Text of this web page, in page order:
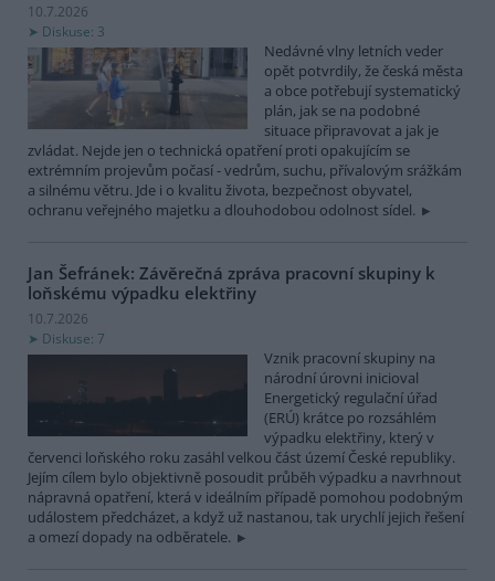
10.7.2026
Diskuse: 3
Nedávné vlny letních veder
opět potvrdily, že česká města
a obce potřebují systematický
plán, jak se na podobné
situace připravovat a jak je
zvládat. Nejde jen o technická opatření proti opakujícím se
extrémním projevům počasí - vedrům, suchu, přívalovým srážkám
a silnému větru. Jde i o kvalitu života, bezpečnost obyvatel,
ochranu veřejného majetku a dlouhodobou odolnost sídel.
Jan Šefránek: Závěrečná zpráva pracovní skupiny k
loňskému výpadku elektřiny
10.7.2026
Diskuse: 7
Vznik pracovní skupiny na
národní úrovni inicioval
Energetický regulační úřad
(ERÚ) krátce po rozsáhlém
výpadku elektřiny, který v
červenci loňského roku zasáhl velkou část území České republiky.
Jejím cílem bylo objektivně posoudit průběh výpadku a navrhnout
nápravná opatření, která v ideálním případě pomohou podobným
událostem předcházet, a když už nastanou, tak urychlí jejich řešení
a omezí dopady na odběratele.